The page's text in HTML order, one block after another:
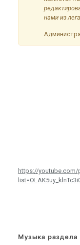
нами из
https://youtube.com/
Музыка раздела